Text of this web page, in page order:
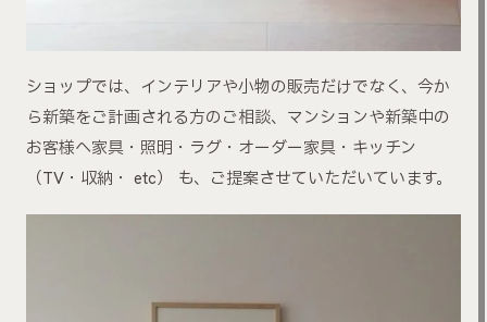
ショップでは、インテリアや小物の販売だけでなく、今か
ら新築をご計画される方のご相談、マンションや新築中の
お客様へ家具・照明・ラグ・オーダー家具・キッチン
（TV・収納・ etc） も、ご提案させていただいています。